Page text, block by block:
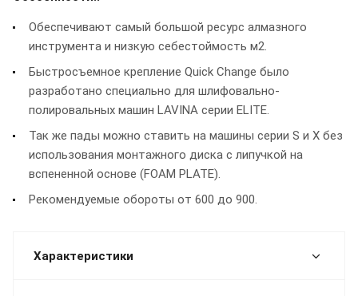
Обеспечивают самый большой ресурс алмазного
инструмента и низкую себестоймость м2.
Быстросъемное крепление Quick Change было
разработано специально для шлифовально-
полировальных машин LAVINA серии ELITE.
Так же пады можно ставить на машины серии S и X без
использования монтажного диска с липучкой на
вспененной основе (FOAM PLATE).
Рекомендуемые обороты от 600 до 900.
Характеристики